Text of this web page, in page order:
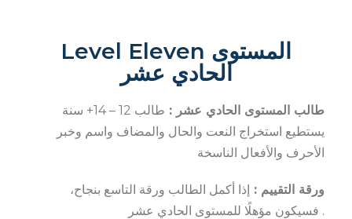
Level Eleven المستوى
الحادي عشر
طالب المستوى الحادي عشر :
طالب 12 – 14+ سنة
يستطيع استخراج النعت والحال والمضاف واسم وخبر
الأحرف والأفعال الناسخة
ورقة التقييم : إذا أكمل الطالب ورقة التاسع بنجاح،
فسيكون مؤهلًا للمستوى الحادي عشر .